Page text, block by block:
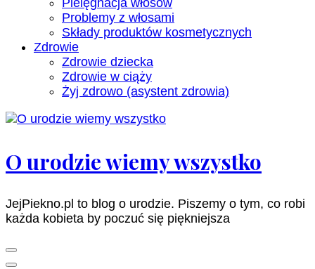
Pielęgnacja włosow
Problemy z włosami
Składy produktów kosmetycznych
Zdrowie
Zdrowie dziecka
Zdrowie w ciąży
Żyj zdrowo (asystent zdrowia)
O urodzie wiemy wszystko
JejPiekno.pl to blog o urodzie. Piszemy o tym, co robi
każda kobieta by poczuć się piękniejsza